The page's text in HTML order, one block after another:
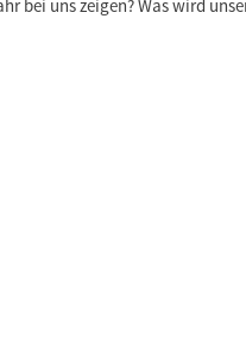
bei uns zeigen? Was wird